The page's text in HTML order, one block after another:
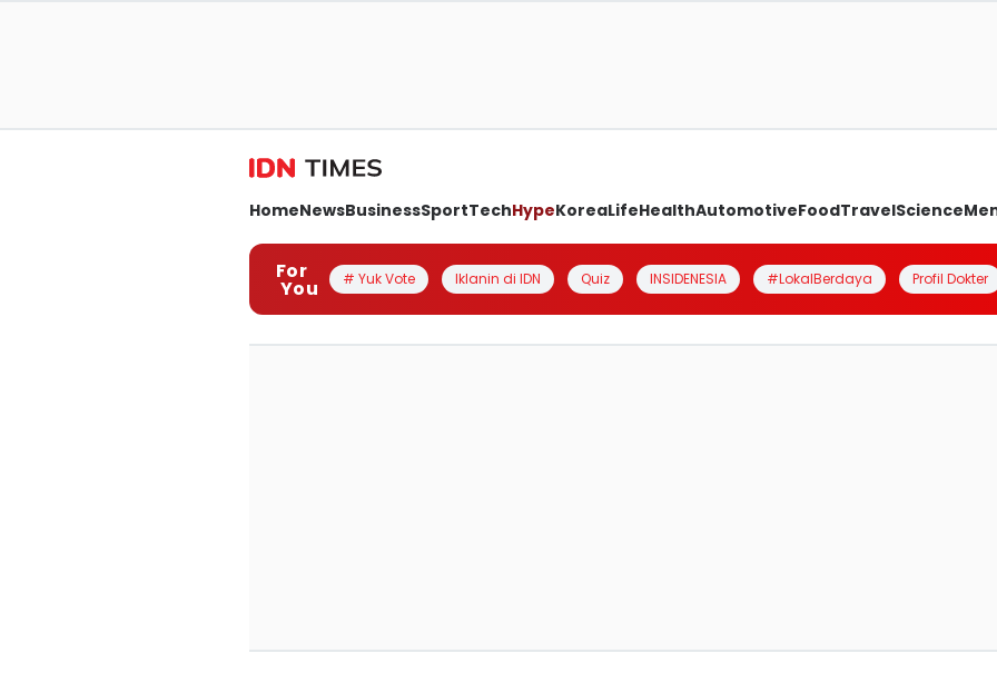
HomeNewsBusinessSportTechHypeKoreaLifeHealthAutomotiveFoodTravelScience
For
You # Yuk Vote Iklanin di IDN Quiz INSIDENESIA #LokalBerdaya Profil Dokter